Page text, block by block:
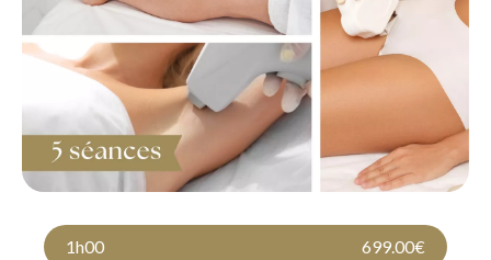
1h00 699.00€